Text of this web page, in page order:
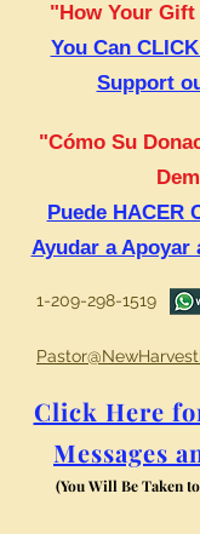
"How Your
You Can
Support
"Cómo Su
Puede HACER
Ayudar a Apoyar
1-209-298-1519
Click Here
Messages
(You Will Be Taken